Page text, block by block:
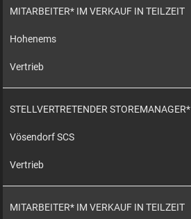
MITARBEITER* IM VERKAUF IN TEILZEIT
Hohenems
Vertrieb
STELLVERTRETENDER STOREMANAGER*
Vösendorf SCS
Vertrieb
MITARBEITER* IM VERKAUF IN TEILZEIT